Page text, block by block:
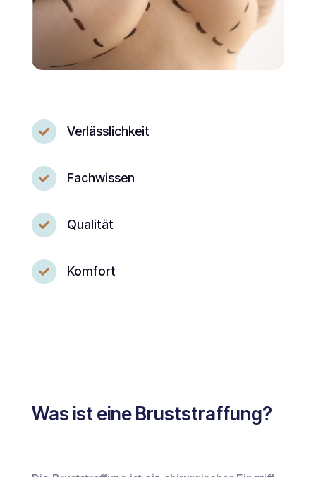
 Verlässlichkeit
 Fachwissen
 Qualität
 Komfort
Was ist eine Bruststraffung?